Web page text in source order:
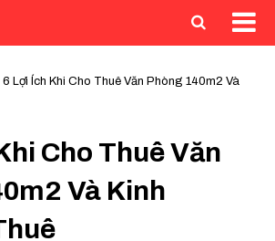
6 Lợi Ích Khi Cho Thuê Văn Phòng 140m2 Và
Cho Thuê Văn
Và Kinh